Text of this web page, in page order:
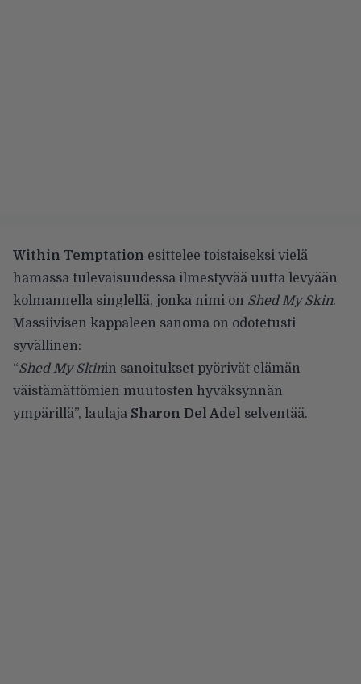
Within Temptation esittelee toistaiseksi vielä
hamassa tulevaisuudessa ilmestyvää uutta levyään
kolmannella singlellä, jonka nimi on Shed My Skin.
Massiivisen kappaleen sanoma on odotetusti
syvällinen:
“Shed My Skinin sanoitukset pyörivät elämän
väistämättömien muutosten hyväksynnän
ympärillä”, laulaja Sharon Del Adel selventää.